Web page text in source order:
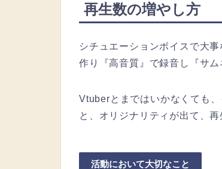
再生数の増やし方
シチュエーションボイスで大
作り『高音質』で録音し『サ
Vtuberとまではいかなくても
と、オリジナリティが出て、
活動において大切なこと